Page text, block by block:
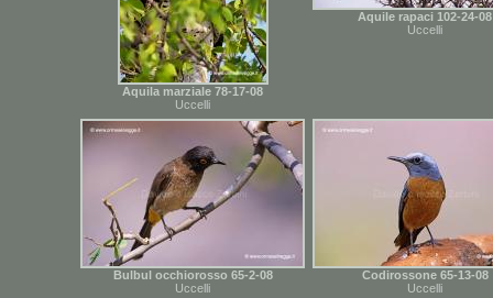
Aquila marziale 78-17-08
Uccelli
Aquile rapaci 102-24-08
Uccelli
Bulbul occhiorosso 65-2-08
Uccelli
Codirossone 65-13-08
Uccelli